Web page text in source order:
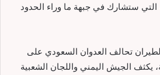
التي ستشارك في جبهة ما وراء الحدود
لطيران تحالف العدوان السعودي على
يكثف الجيش اليمني واللجان الشعبية